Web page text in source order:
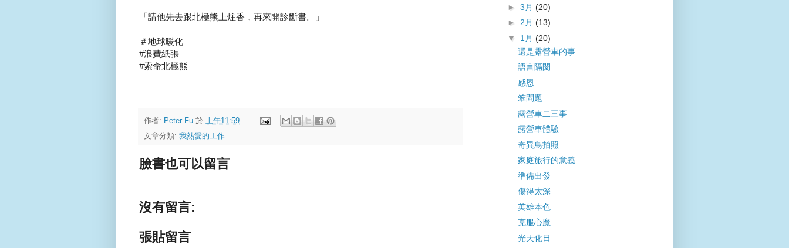
「請他先去跟北極熊上炷香，再來開診斷書。」
＃地球暖化
#浪費紙張
#索命北極熊
作者: Peter Fu 於
上午11:59
文章分類: 我熱愛的工作
臉書也可以留言
沒有留言:
張貼留言
► 3月 (20)
► 2月 (13)
▼ 1月 (20)
還是露營車的事
語言隔閡
感恩
笨問題
露營車二三事
露營車體驗
奇異鳥拍照
家庭旅行的意義
準備出發
傷得太深
英雄本色
克服心魔
光天化日